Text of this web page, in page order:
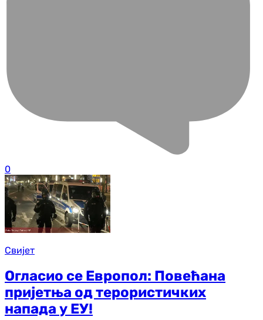
0
Свијет
Огласио се Европол: Повећана
пријетња од терористичких
напада у ЕУ!